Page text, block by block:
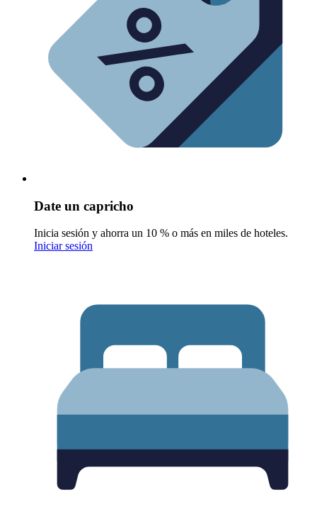
Date un capricho
Inicia sesión y ahorra un 10 % o más en miles de hoteles.
Iniciar sesión